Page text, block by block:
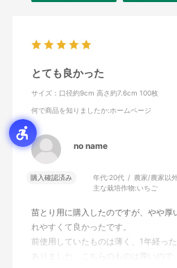
とても良かった
サイズ：口径約9cm 高さ約7.6cm 100枚
何で商品を知りましたか:ホームページ
no name
購入確認済み 年代:20代 農家/農家以
主な栽培作物:いちご
苗とり用に購入したのですが、やや厚
れやすくて良かったです。
前使用していたものは薄く、1年経っ
ありました。こちらのものは厚いので